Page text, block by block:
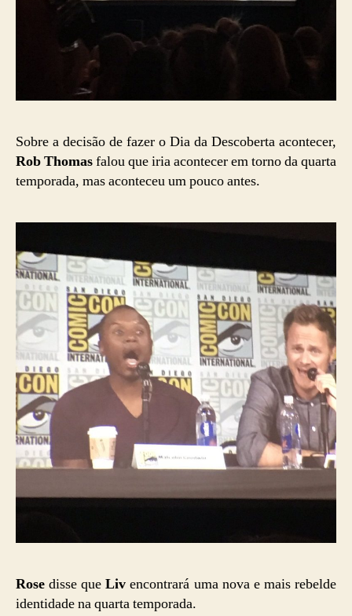
Sobre a decisão de fazer o Dia da Descoberta acontecer,
Rob Thomasfalou que iria acontecer em torno da quarta
temporada, mas aconteceu um pouco antes.
Rose disse queLiv encontrará uma nova e mais rebelde
identidade na quarta temporada.